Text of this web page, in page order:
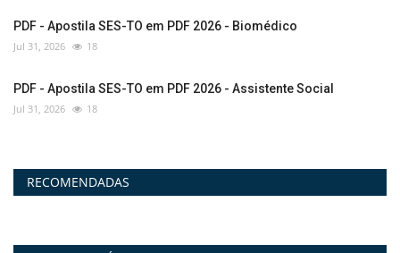
PDF - Apostila SES-TO em PDF 2026 - Biomédico
Jul 31, 2026 18
PDF - Apostila SES-TO em PDF 2026 - Assistente Social
Jul 31, 2026 18
RECOMENDADAS